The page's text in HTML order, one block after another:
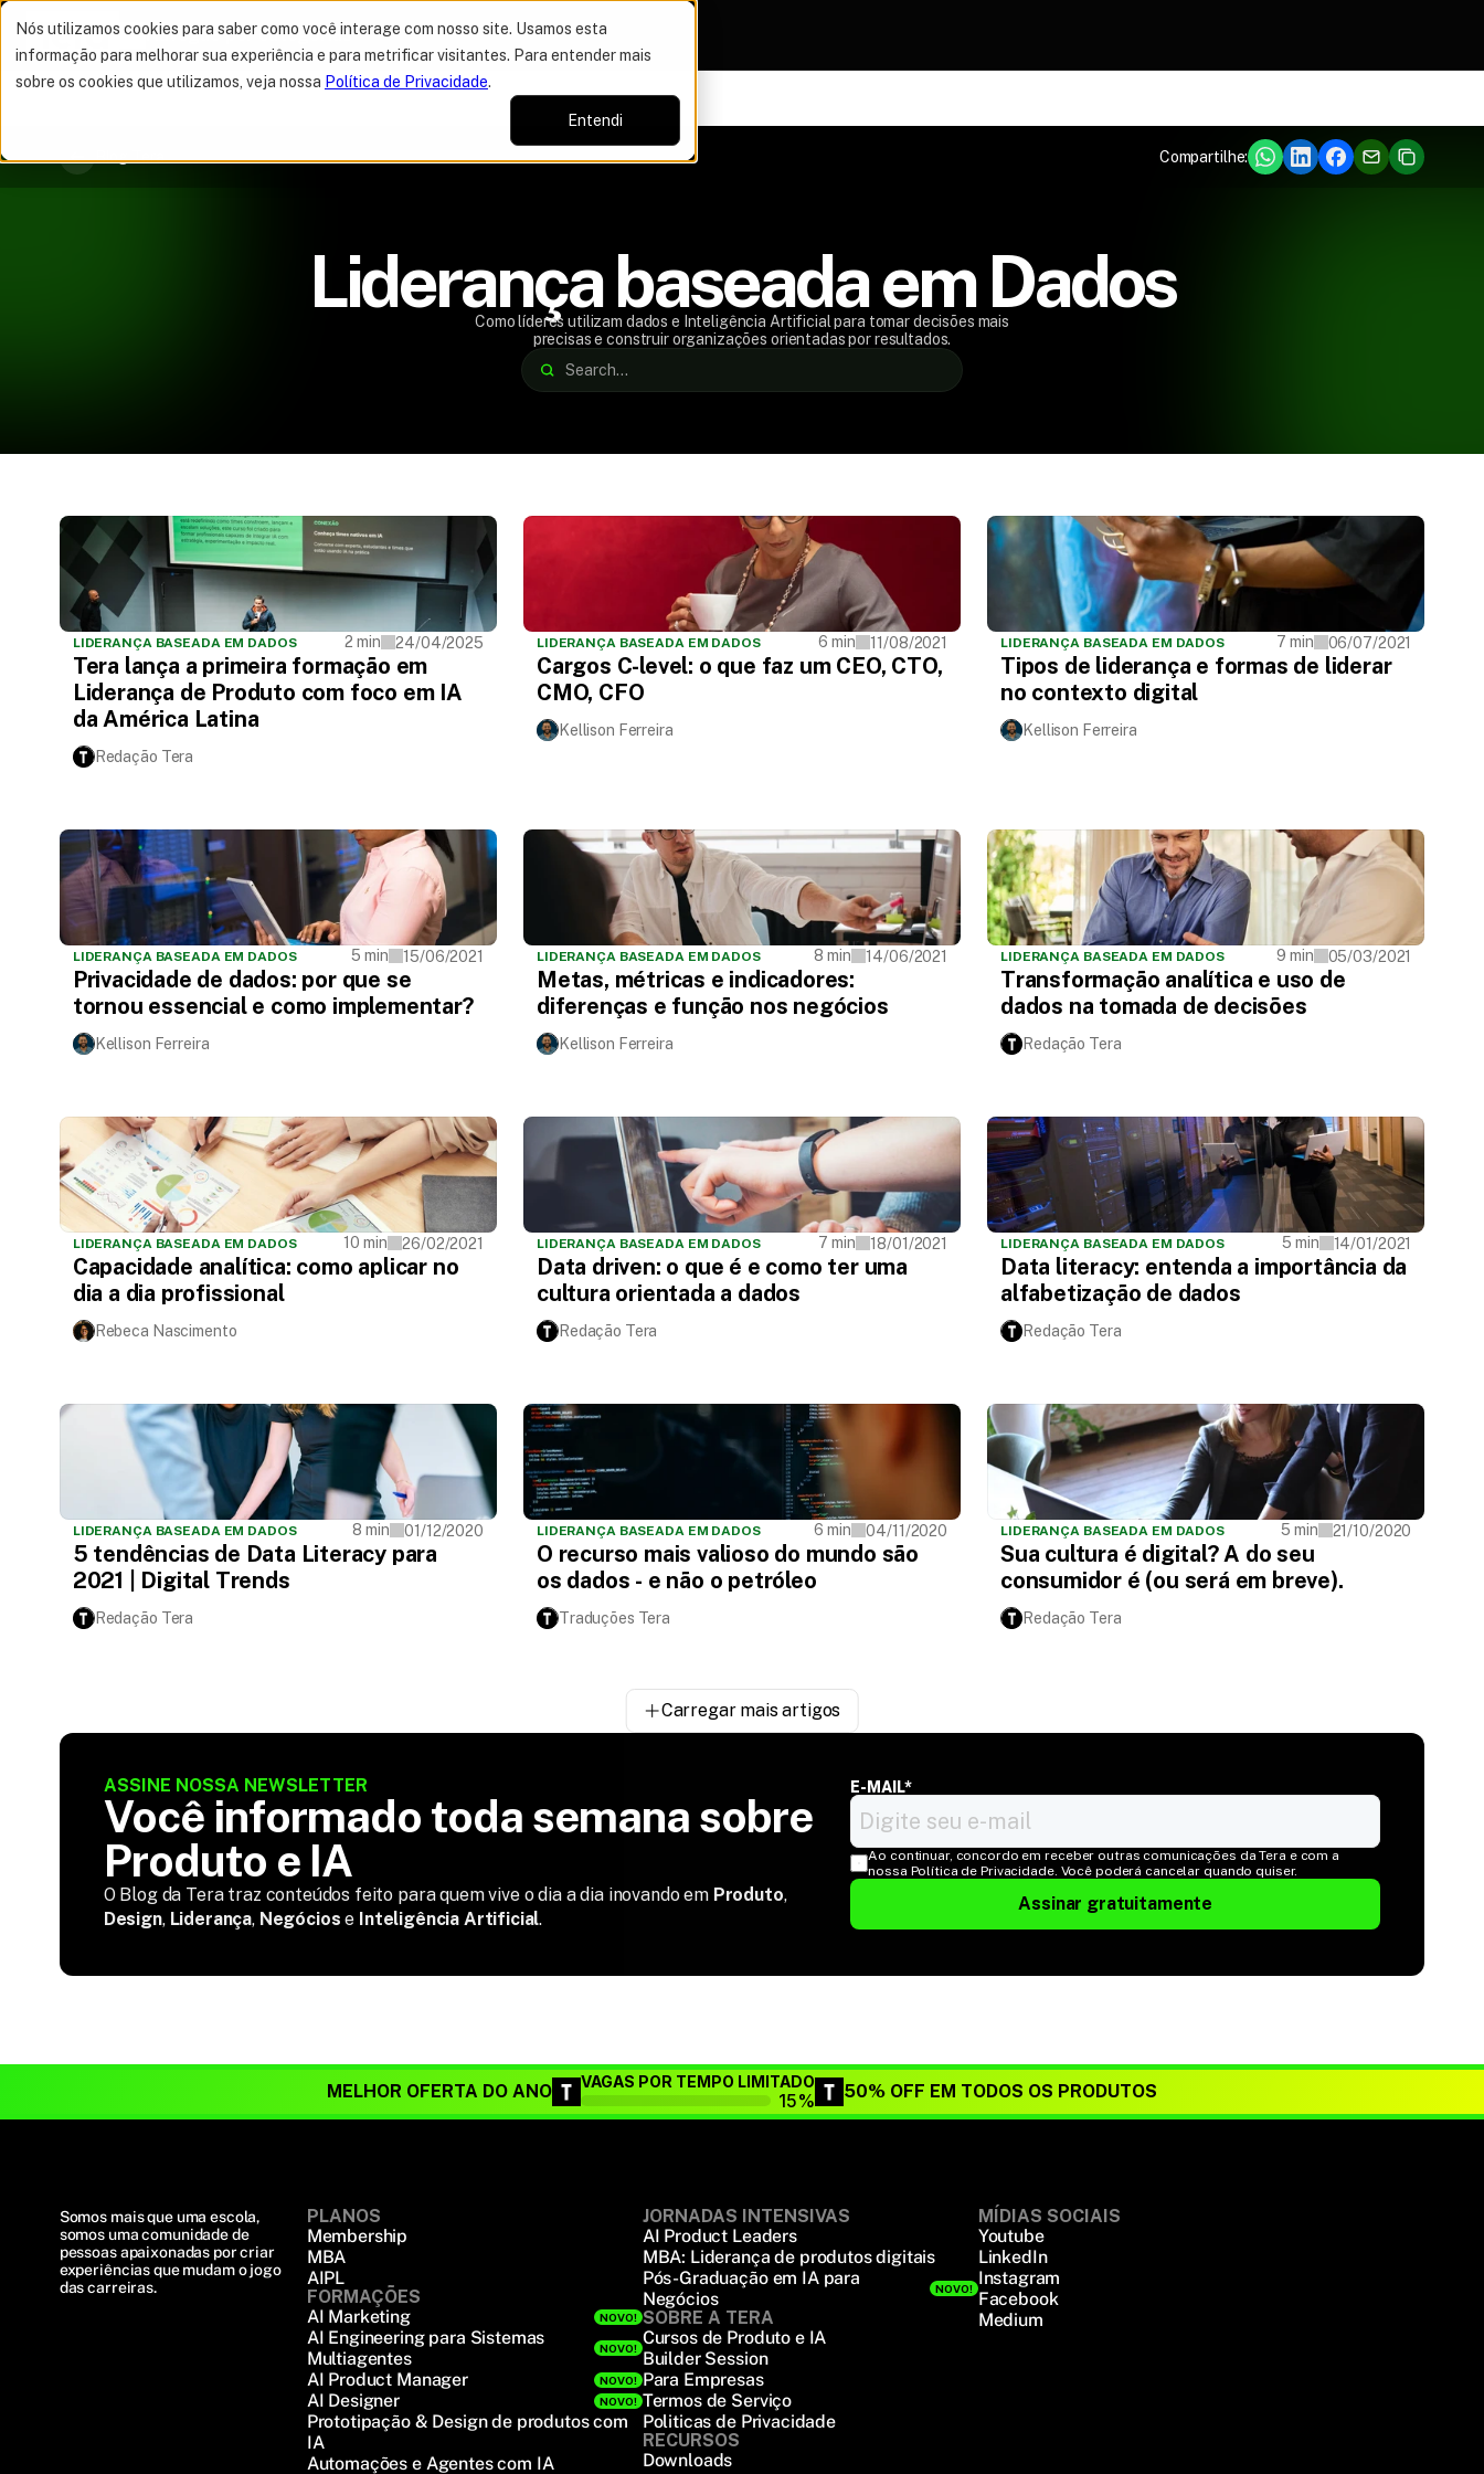
Nós utilizamos cookies para saber como você interage com nosso site. Usamos esta
informação para melhorar sua experiência e para metrificar visitantes. Para entender mais
sobre os cookies que utilizamos, veja nossa Política de Privacidade.
Entendi
MELHOR OFERTA DO ANO
Navegue por categorias
Blog Tera Compartilhe:
Liderança baseada em Dados
Como líderes utilizam dados e Inteligência Artificial para tomar decisões mais
precisas e construir organizações orientadas por resultados.
LIDERANÇA BASEADA EM DADOS 2 min 24/04/2025
Tera lança a primeira formação em
Liderança de Produto com foco em IA
da América Latina
Redação Tera
LIDERANÇA BASEADA EM DADOS 6 min 11/08/2021
Cargos C-level: o que faz um CEO, CTO,
CMO, CFO
Kellison Ferreira
LIDERANÇA BASEADA EM DADOS 7 min 06/07/2021
Tipos de liderança e formas de liderar
no contexto digital
Kellison Ferreira
LIDERANÇA BASEADA EM DADOS 5 min 15/06/2021
Privacidade de dados: por que se
tornou essencial e como implementar?
Kellison Ferreira
LIDERANÇA BASEADA EM DADOS 8 min 14/06/2021
Metas, métricas e indicadores:
diferenças e função nos negócios
Kellison Ferreira
LIDERANÇA BASEADA EM DADOS 9 min 05/03/2021
Transformação analítica e uso de
dados na tomada de decisões
Redação Tera
LIDERANÇA BASEADA EM DADOS 10 min 26/02/2021
Capacidade analítica: como aplicar no
dia a dia profissional
Rebeca Nascimento
LIDERANÇA BASEADA EM DADOS 7 min 18/01/2021
Data driven: o que é e como ter uma
cultura orientada a dados
Redação Tera
LIDERANÇA BASEADA EM DADOS 5 min 14/01/2021
Data literacy: entenda a importância da
alfabetização de dados
Redação Tera
LIDERANÇA BASEADA EM DADOS 8 min 01/12/2020
5 tendências de Data Literacy para
2021 | Digital Trends
Redação Tera
LIDERANÇA BASEADA EM DADOS 6 min 04/11/2020
O recurso mais valioso do mundo são
os dados - e não o petróleo
Traduções Tera
LIDERANÇA BASEADA EM DADOS 5 min 21/10/2020
Sua cultura é digital? A do seu
consumidor é (ou será em breve).
Redação Tera
Carregar mais artigos
ASSINE NOSSA NEWSLETTER
Você informado toda semana sobre
Produto e IA
O Blog da Tera traz conteúdos feito para quem vive o dia a dia inovando em Produto,
Design, Liderança, Negócios e Inteligência Artificial.
E-MAIL*
Ao continuar, concordo em receber outras comunicações da Tera e com a
nossa Política de Privacidade. Você poderá cancelar quando quiser.
Assinar gratuitamente
MELHOR OFERTA DO ANO VAGAS POR TEMPO LIMITADO
15% 50% OFF EM TODOS OS PRODUTOS
Somos mais que uma escola,
somos uma comunidade de
pessoas apaixonadas por criar
experiências que mudam o jogo
das carreiras.
PLANOS
Membership
MBA
AIPL
FORMAÇÕES
AI Marketing
NOVO!
AI Engineering para Sistemas
Multiagentes
NOVO!
AI Product Manager NOVO!
AI Designer NOVO!
Prototipação & Design de produtos com
IA
Automações e Agentes com IA
JORNADAS INTENSIVAS
AI Product Leaders
MBA: Liderança de produtos digitais
Pós-Graduação em IA para
Negócios
NOVO!
SOBRE A TERA
Cursos de Produto e IA
Builder Session
Para Empresas
Termos de Serviço
Politicas de Privacidade
RECURSOS
Downloads
MÍDIAS SOCIAIS
Youtube
LinkedIn
Instagram
Facebook
Medium